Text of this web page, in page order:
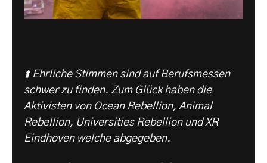
⬆️ Ehrliche Stimmen sind auf Berufsmessen
schwer zu finden. Zum Glück haben die
Aktivisten von Ocean Rebellion, Animal
Rebellion, Universities Rebellion und XR
Eindhoven welche abgegeben.